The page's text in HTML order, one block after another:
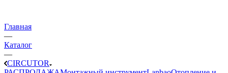
Главная
—
Каталог
—
CIRCUTOR